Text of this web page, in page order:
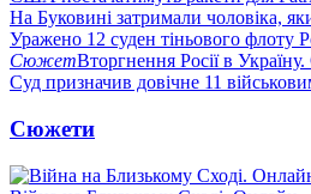
На Буковині затримали чоловіка,
Уражено 12 суден тіньового флоту
СюжетВторгнення Росії в
Суд призначив довічне 11
Сюжети